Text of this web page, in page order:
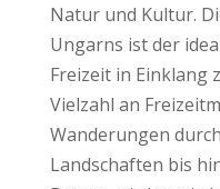
Natur und Kultur.
Ungarns ist der
Freizeit in Einklang
Vielzahl an
Wanderungen
Landschaften bis